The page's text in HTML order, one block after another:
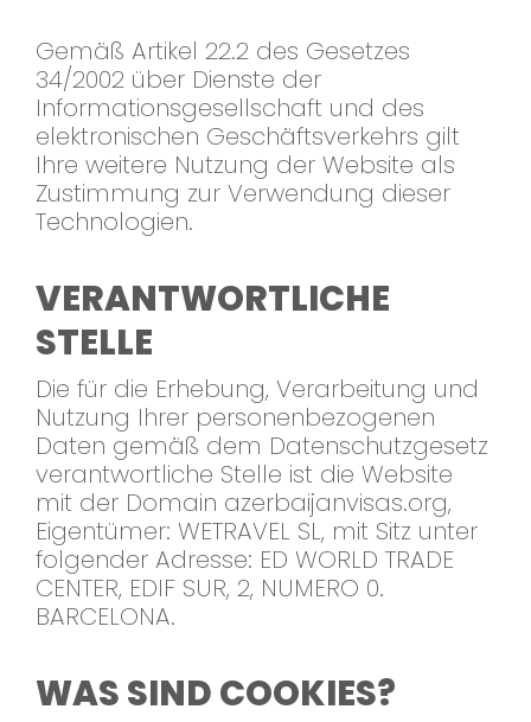
Gemäß Artikel 22.2 des Gesetzes
34/2002 über Dienste der
Informationsgesellschaft und des
elektronischen Geschäftsverkehrs gilt
Ihre weitere Nutzung der Website als
Zustimmung zur Verwendung dieser
Technologien.
VERANTWORTLICHE
STELLE
Die für die Erhebung, Verarbeitung und
Nutzung Ihrer personenbezogenen
Daten gemäß dem Datenschutzgesetz
verantwortliche Stelle ist die Website
mit der Domain azerbaijanvisas.org,
Eigentümer: WETRAVEL SL, mit Sitz unter
folgender Adresse: ED WORLD TRADE
CENTER, EDIF SUR, 2, NUMERO 0.
BARCELONA.
WAS SIND COOKIES?